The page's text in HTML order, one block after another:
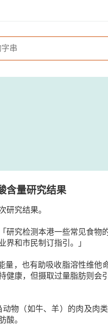
含量研究结果
研究结果。
研究检测本港一些常见食物
界和市民制订指引。」
，也有助吸收脂溶性维他
健康，但摄取过量脂肪则会
物（如牛、羊）的肉及肉
酸。